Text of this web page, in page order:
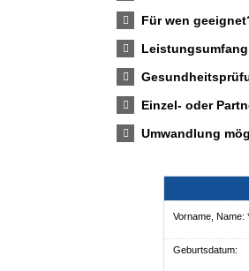
Für wen
Leistungsumfang
Einzel- oder
Umwandlung
Vorname, Name:
Geburts­datum: